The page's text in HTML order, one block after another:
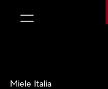
Miele Italia